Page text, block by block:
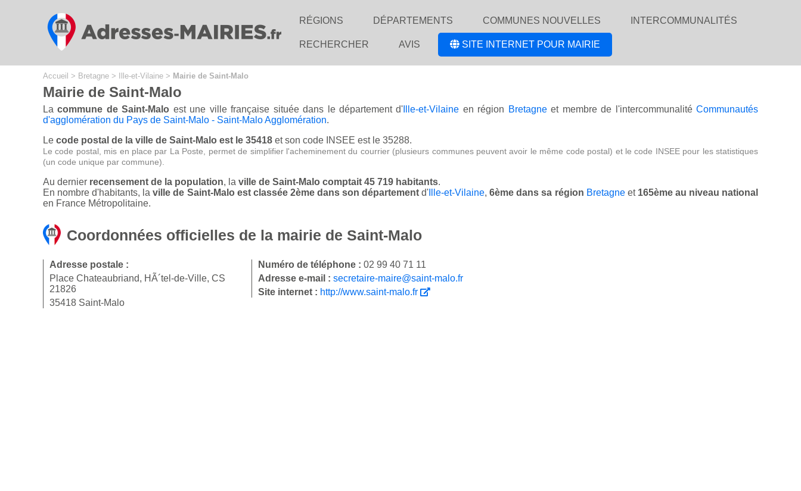
RÉGIONS DÉPARTEMENTS COMMUNES NOUVELLES INTERCOMMUNALITÉS
RECHERCHER AVIS SITE INTERNET POUR MAIRIE
Accueil > Bretagne > Ille-et-Vilaine > Mairie de Saint-Malo
Mairie de Saint-Malo
Lacommune de Saint-Malo est une ville française située dans le département d' Ille-et-Vilaine en région Bretagneet membre de l'intercommunalitéCommunautés
d'agglomération du Pays de Saint-Malo - Saint-Malo Agglomération.
Le code postal de la ville de Saint-Malo est le 35418 et son code INSEE est le 35288.
Le code postal, mis en place par La Poste, permet de simplifier l'acheminement du courrier (plusieurs communes peuvent avoir le même code postal) et le code INSEE pour les statistiques
(un code unique par commune).
Au dernier recensement de la population, la ville de Saint-Malo comptait 45 719 habitants.
En nombre d'habitants, laville de Saint-Malo est classée 2ème dans son département d' Ille-et-Vilaine,6ème dans sa région Bretagneet 165ème au niveau national
en France Métropolitaine.
Coordonnées officielles de la mairie de Saint-Malo
Adresse postale :
Place Chateaubriand, HÃ´tel-de-Ville, CS
21826
35418 Saint-Malo
Numéro de téléphone : 02 99 40 71 11
Adresse e-mail : secretaire-maire@saint-malo.fr
Site internet : http://www.saint-malo.fr